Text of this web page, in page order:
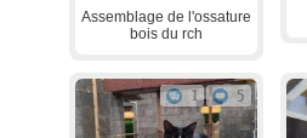
Assemblage de l'ossature
bois du rch
1 5